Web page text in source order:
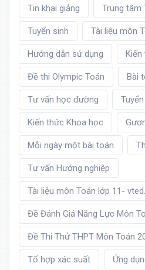
Tin khai giảng Trung tâm
Tuyển sinh Tài liệu môn
Hướng dẫn sử dụng
Đề thi Olympic Toán Bài
Tư vấn học đường
Kiến thức Khoa học
Mỗi ngày một bài toán
Tư vấn Hướng nghiệp
Tài liệu môn Toán lớp 11-
Đề Đánh Giá Năng Lực Môn
Đề Thi Thử THPT Môn Toán
Tổ hợp xác suất Ứng